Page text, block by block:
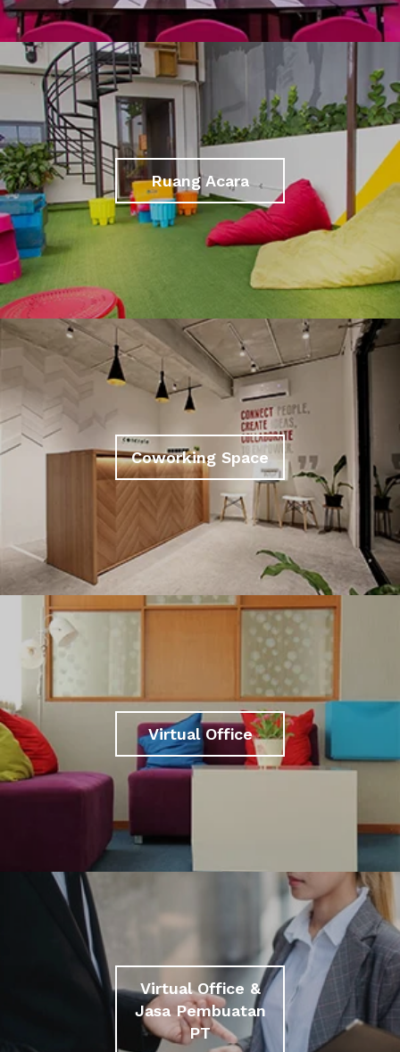
Ruang Acara
Coworking Space
Virtual Office
Virtual Office &
Jasa Pembuatan
PT